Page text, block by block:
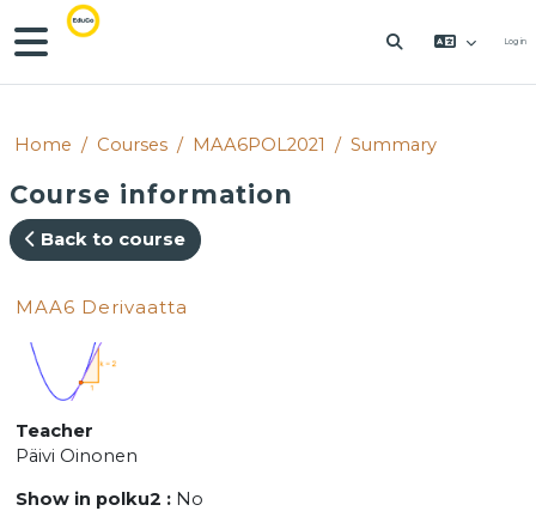
Skip to main content
Side panel
TOGGLE Log in
Home Courses MAA6POL2021 Summary
Course information
Back to course
MAA6 Derivaatta
Teacher
Päivi Oinonen
Show in polku2 : No